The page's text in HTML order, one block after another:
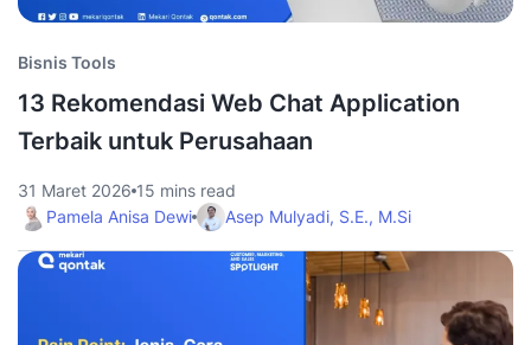
Bisnis Tools
13 Rekomendasi Web Chat Application
Terbaik untuk Perusahaan
31 Maret 2026 15 mins read
Pamela Anisa Dewi
Asep Mulyadi, S.E., M.Si